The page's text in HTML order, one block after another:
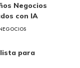
Negocios
con IA
para